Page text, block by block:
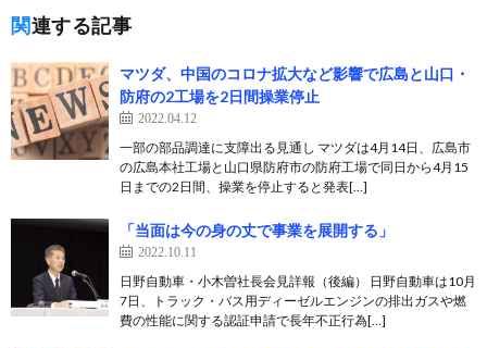
関連する記事
マツダ、中国のコロナ拡大など影響で広島と山口・
防府の2工場を2日間操業停止
2022.04.12
一部の部品調達に支障出る見通し マツダは4月14日、広島市
の広島本社工場と山口県防府市の防府工場で同日から4月15
日までの2日間、操業を停止すると発表[…]
「当面は今の身の丈で事業を展開する」
2022.10.11
日野自動車・小木曽社長会見詳報（後編） 日野自動車は10月
7日、トラック・バス用ディーゼルエンジンの排出ガスや燃
費の性能に関する認証申請で長年不正行為[…]